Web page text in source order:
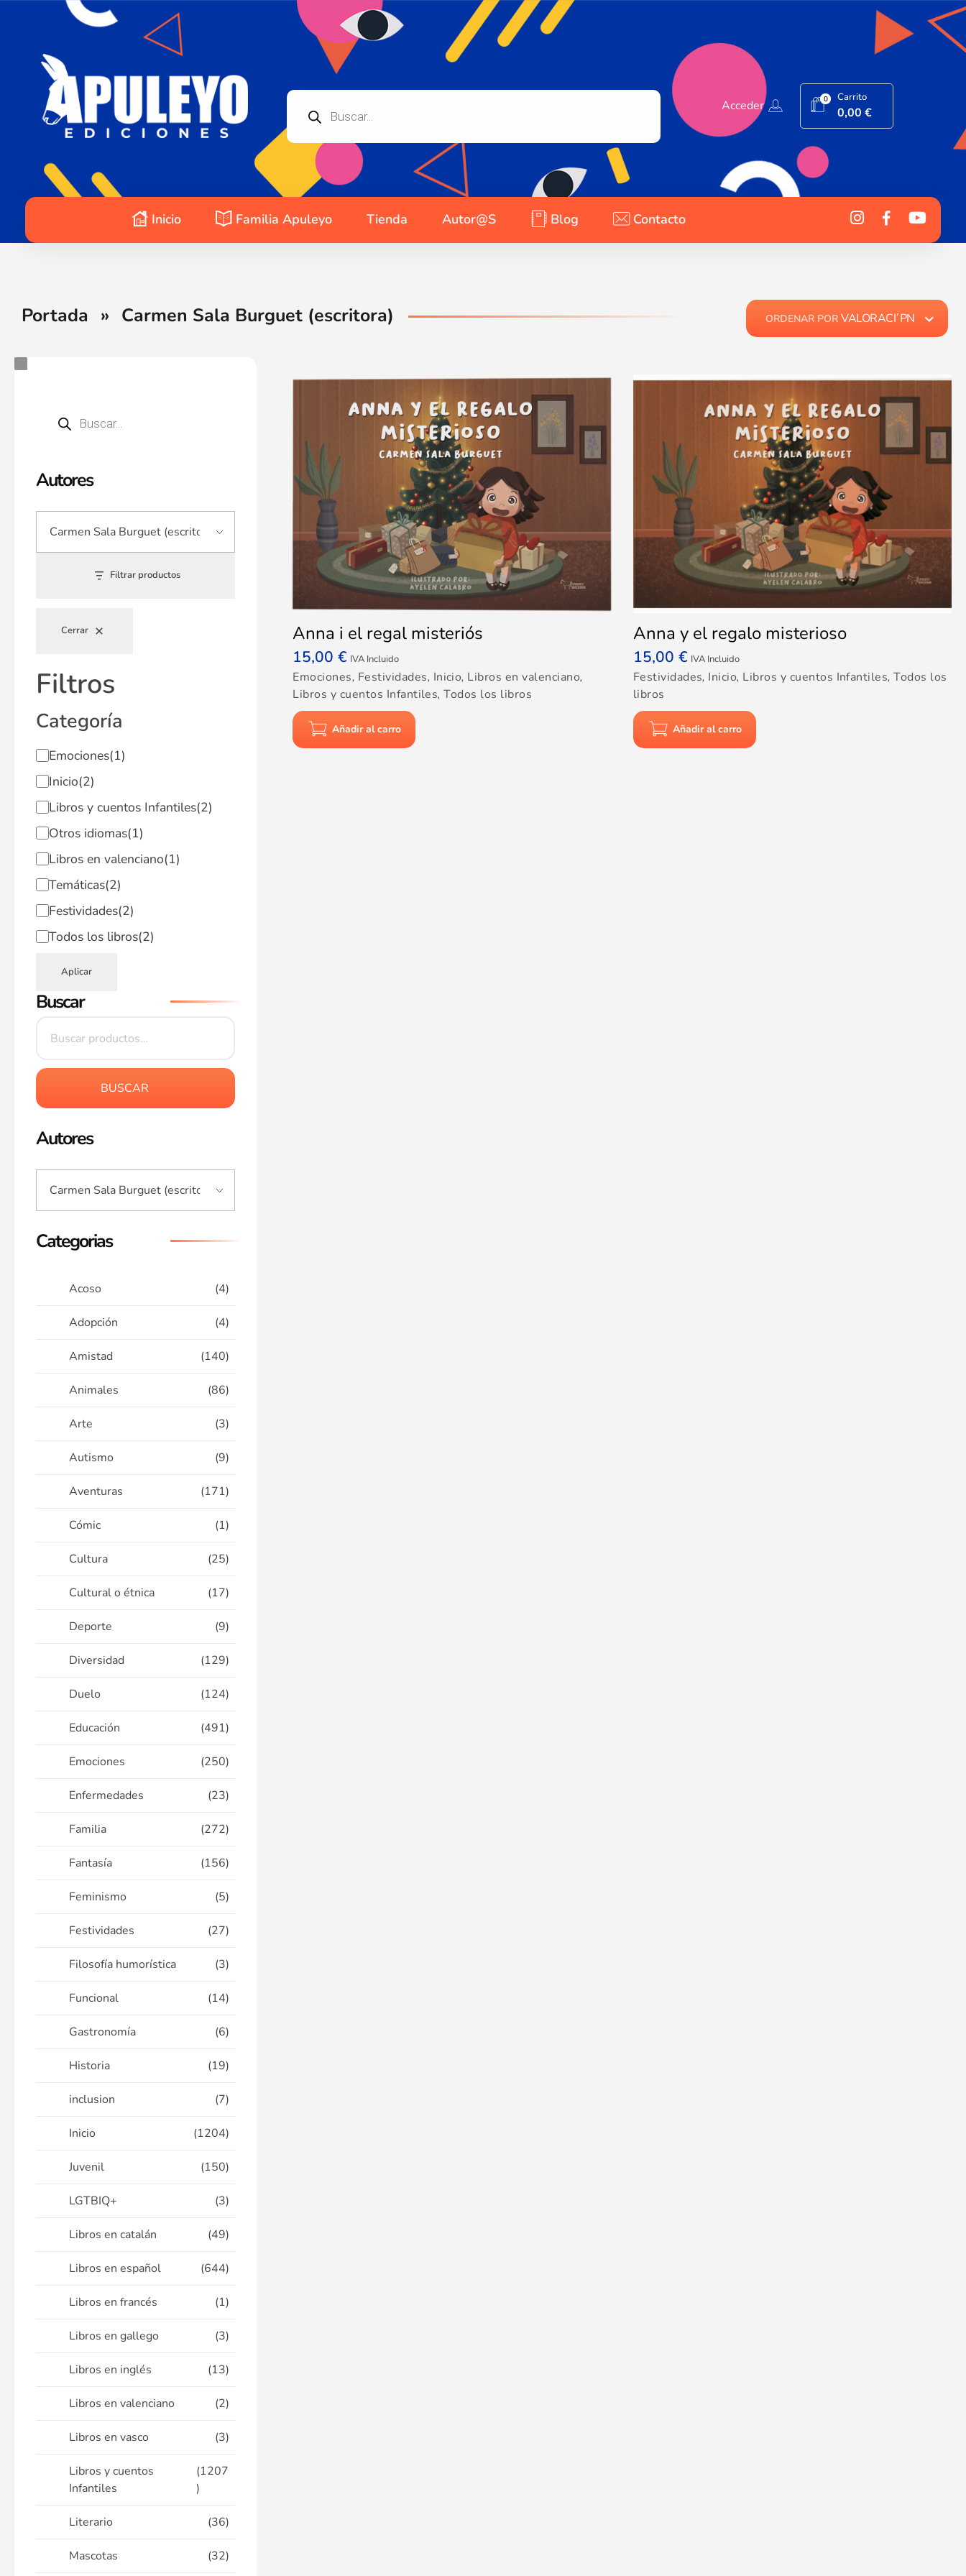
Acceder 0 Carrito
0,00€
Inicio Familia Apuleyo Tienda Autor@s Blog Contacto
Portada » Carmen Sala Burguet (escritora)
Autores
Filtrar productos
Cerrar
Filtros
Categoría
Emociones(1)
Inicio(2)
Libros y cuentos Infantiles(2)
Otros idiomas(1)
Libros en valenciano(1)
Temáticas(2)
Festividades(2)
Todos los libros(2)
Aplicar
Buscar
BUSCAR
Autores
Categorias
Acoso (4)
Adopción (4)
Amistad (140)
Animales (86)
Arte (3)
Autismo (9)
Aventuras (171)
Cómic (1)
Cultura (25)
Cultural o étnica (17)
Deporte (9)
Diversidad (129)
Duelo (124)
Educación (491)
Emociones (250)
Enfermedades (23)
Familia (272)
Fantasía (156)
Feminismo (5)
Festividades (27)
Filosofía humorística (3)
Funcional (14)
Gastronomía (6)
Historia (19)
inclusion (7)
Inicio (1204)
Juvenil (150)
LGTBIQ+ (3)
Libros en catalán (49)
Libros en español (644)
Libros en francés (1)
Libros en gallego (3)
Libros en inglés (13)
Libros en valenciano (2)
Libros en vasco (3)
Libros y cuentos
Infantiles
(1207
)
Literario (36)
Mascotas (32)
ORDENAR PORVALORACI´PN
Anna i el regal misteriós
15,00€ IVA Incluido
Emociones, Festividades, Inicio, Libros en valenciano,
Libros y cuentos Infantiles,Todos los libros
Añadir al carro
Anna y el regalo misterioso
15,00 € IVA Incluido
Festividades, Inicio, Libros y cuentos Infantiles,Todos los
libros
Añadir al carro